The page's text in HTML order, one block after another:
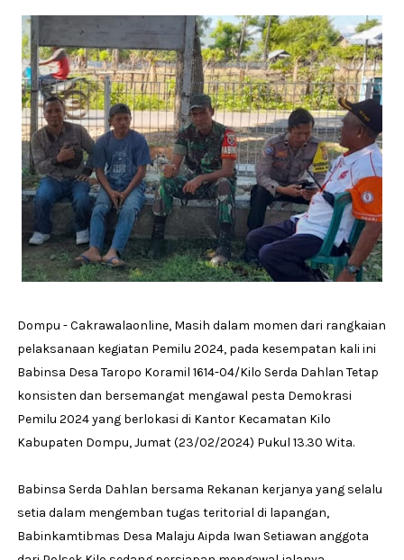
Dompu - Cakrawalaonline, Masih dalam momen dari rangkaian
pelaksanaan kegiatan Pemilu 2024, pada kesempatan kali ini
Babinsa Desa Taropo Koramil 1614-04/Kilo Serda Dahlan Tetap
konsisten dan bersemangat mengawal pesta Demokrasi
Pemilu 2024 yang berlokasi di Kantor Kecamatan Kilo
Kabupaten Dompu, Jumat (23/02/2024) Pukul 13.30 Wita.
Babinsa Serda Dahlan bersama Rekanan kerjanya yang selalu
setia dalam mengemban tugas teritorial di lapangan,
Babinkamtibmas Desa Malaju Aipda Iwan Setiawan anggota